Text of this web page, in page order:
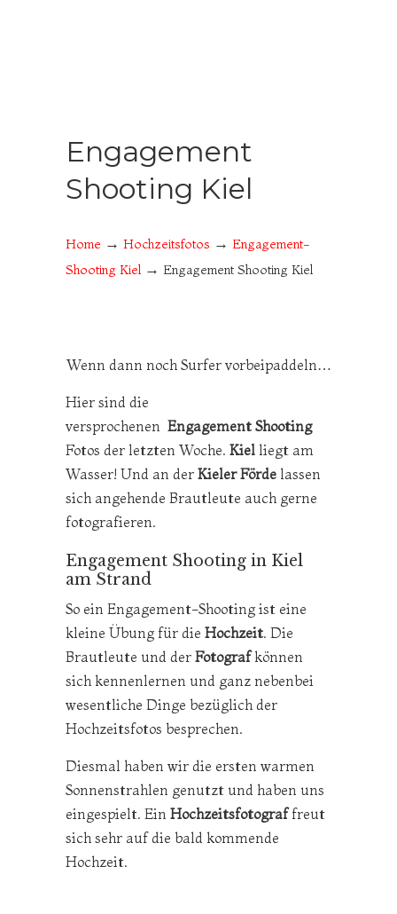
Engagement
Shooting Kiel
Home → Hochzeitsfotos → Engagement-
Shooting Kiel → Engagement Shooting Kiel
Wenn dann noch Surfer vorbeipaddeln…
Hier sind die
versprochenen Engagement Shooting
Fotos der letzten Woche. Kiel liegt am
Wasser! Und an der Kieler Förde lassen
sich angehende Brautleute auch gerne
fotografieren.
Engagement Shooting in Kiel
am Strand
So ein Engagement-Shooting ist eine
kleine Übung für die Hochzeit. Die
Brautleute und der Fotografkönnen
sich kennenlernen und ganz nebenbei
wesentliche Dinge bezüglich der
Hochzeitsfotos besprechen.
Diesmal haben wir die ersten warmen
Sonnenstrahlen genutzt und haben uns
eingespielt. Ein Hochzeitsfotograffreut
sich sehr auf die bald kommende
Hochzeit.